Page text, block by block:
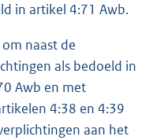
in artikel 4:71 Awb.
naast de
als bedoeld in
Awb en met
4:38 en 4:39
aan het